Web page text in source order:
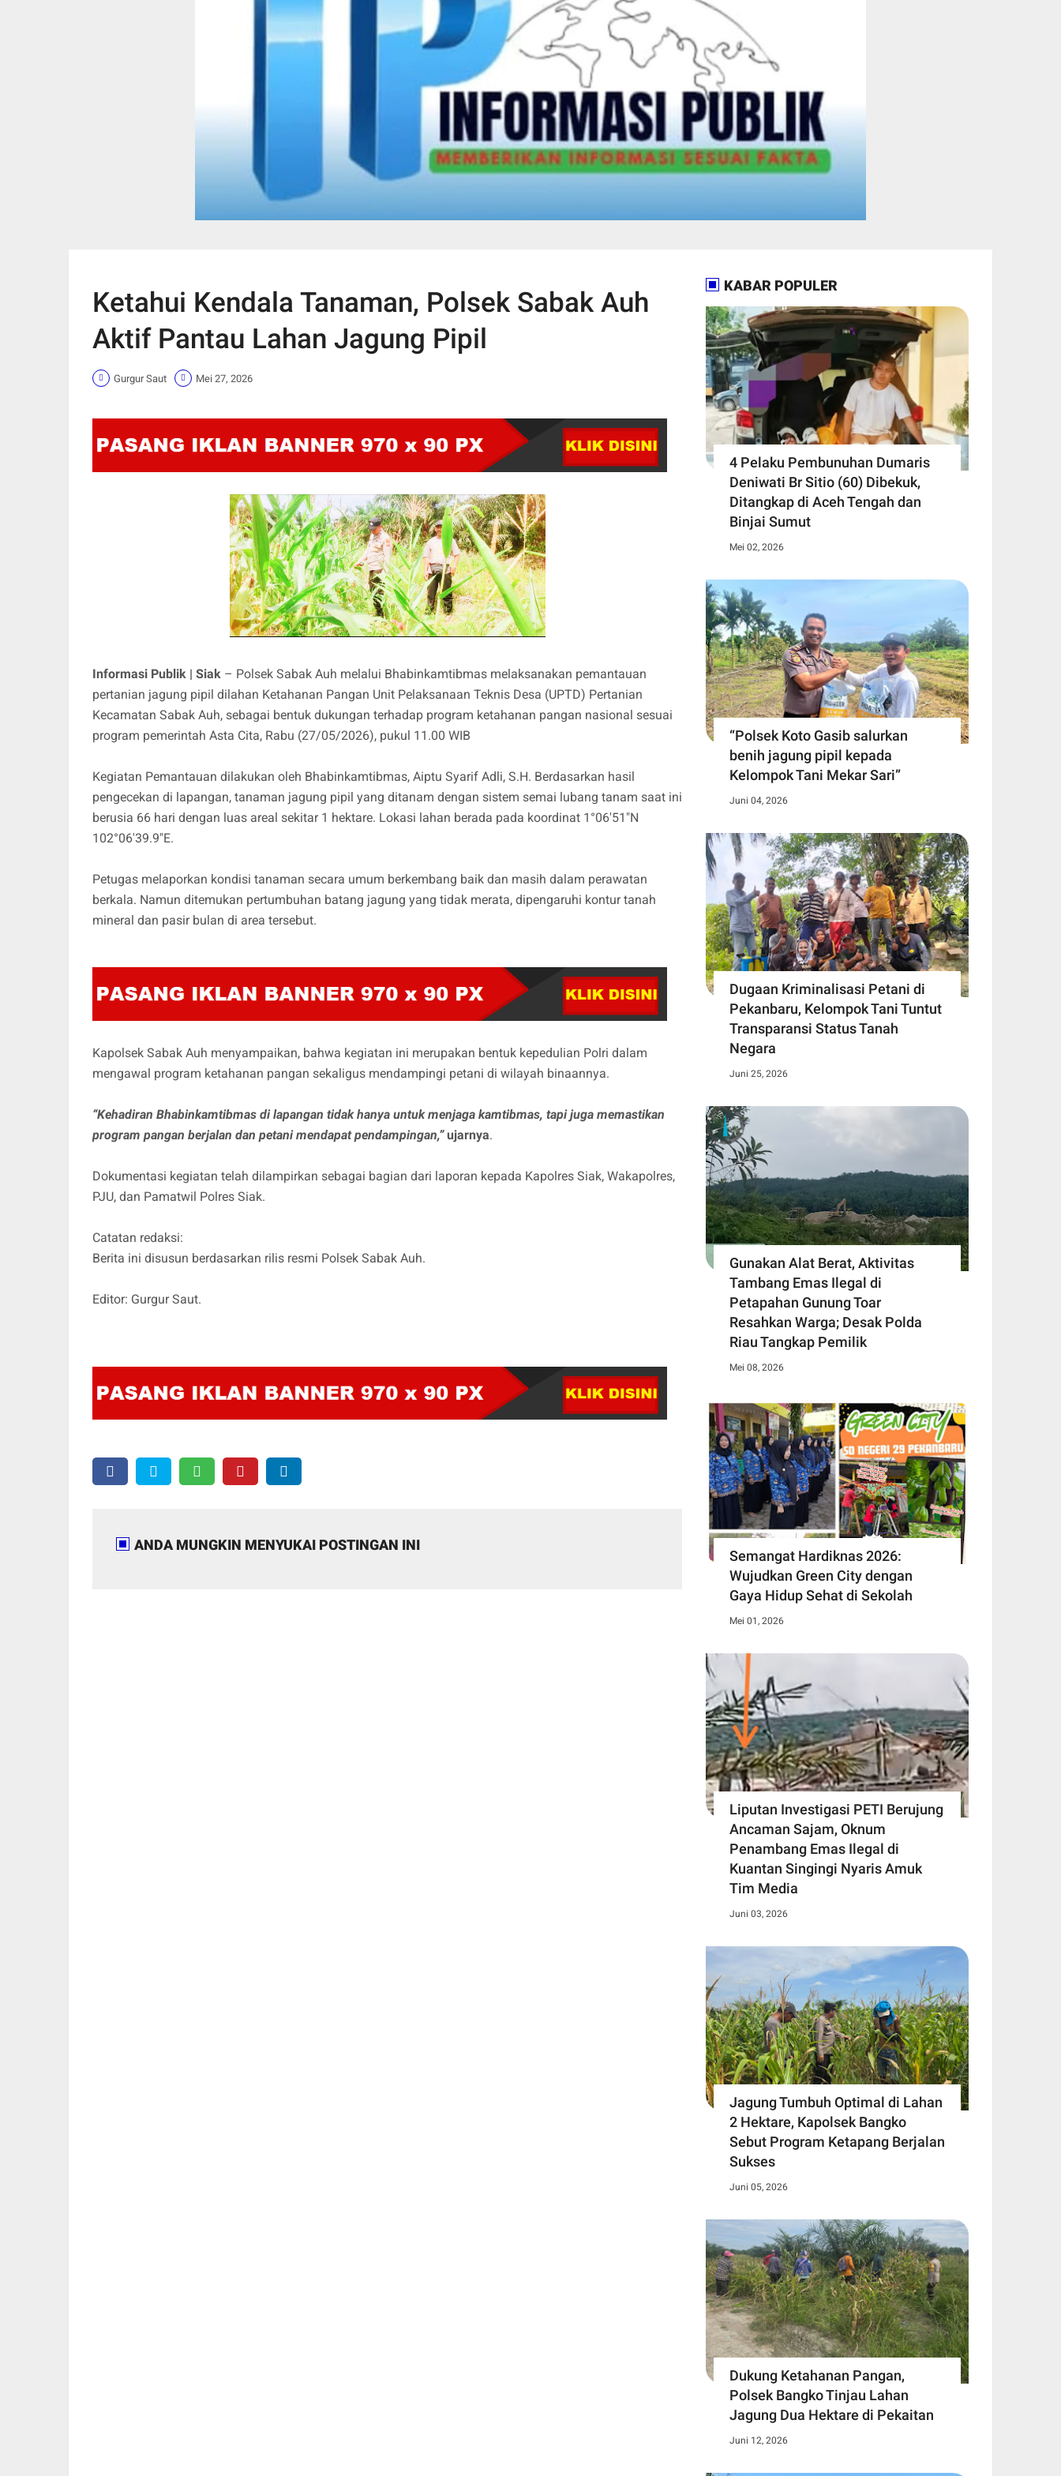
Ketahui Kendala Tanaman, Polsek Sabak Auh
Aktif Pantau Lahan Jagung Pipil
Gurgur Saut Mei 27, 2026
Informasi Publik | Siak – Polsek Sabak Auh melalui Bhabinkamtibmas melaksanakan pemantauan
pertanian jagung pipil dilahan Ketahanan Pangan Unit Pelaksanaan Teknis Desa (UPTD) Pertanian
Kecamatan Sabak Auh, sebagai bentuk dukungan terhadap program ketahanan pangan nasional sesuai
program pemerintah Asta Cita, Rabu (27/05/2026), pukul 11.00 WIB
Kegiatan Pemantauan dilakukan oleh Bhabinkamtibmas, Aiptu Syarif Adli, S.H. Berdasarkan hasil
pengecekan di lapangan, tanaman jagung pipil yang ditanam dengan sistem semai lubang tanam saat ini
berusia 66 hari dengan luas areal sekitar 1 hektare. Lokasi lahan berada pada koordinat 1°06'51"N
102°06'39.9"E.
Petugas melaporkan kondisi tanaman secara umum berkembang baik dan masih dalam perawatan
berkala. Namun ditemukan pertumbuhan batang jagung yang tidak merata, dipengaruhi kontur tanah
mineral dan pasir bulan di area tersebut.
Kapolsek Sabak Auh menyampaikan, bahwa kegiatan ini merupakan bentuk kepedulian Polri dalam
mengawal program ketahanan pangan sekaligus mendampingi petani di wilayah binaannya.
“Kehadiran Bhabinkamtibmas di lapangan tidak hanya untuk menjaga kamtibmas, tapi juga memastikan
program pangan berjalan dan petani mendapat pendampingan,”ujarnya.
Dokumentasi kegiatan telah dilampirkan sebagai bagian dari laporan kepada Kapolres Siak, Wakapolres,
PJU, dan Pamatwil Polres Siak.
Catatan redaksi:
Berita ini disusun berdasarkan rilis resmi Polsek Sabak Auh.
Editor: Gurgur Saut.
ANDA MUNGKIN MENYUKAI POSTINGAN INI
KABAR POPULER
4 Pelaku Pembunuhan Dumaris
Deniwati Br Sitio (60) ‎Dibekuk,
Ditangkap di Aceh Tengah ‎dan
Binjai Sumut
Mei 02, 2026
“Polsek Koto Gasib salurkan
benih jagung pipil kepada
Kelompok Tani Mekar Sari”
Juni 04, 2026
Dugaan Kriminalisasi Petani di
Pekanbaru, Kelompok Tani Tuntut
Transparansi Status Tanah
Negara
Juni 25, 2026
Gunakan Alat Berat, Aktivitas
Tambang Emas Ilegal di
Petapahan Gunung Toar
Resahkan Warga; Desak Polda
Riau Tangkap Pemilik
Mei 08, 2026
Semangat Hardiknas 2026:
Wujudkan Green City dengan
Gaya Hidup Sehat di Sekolah
Mei 01, 2026
Liputan Investigasi PETI Berujung
Ancaman Sajam, Oknum
Penambang Emas Ilegal di
Kuantan Singingi Nyaris Amuk
Tim Media
Juni 03, 2026
Jagung Tumbuh Optimal di Lahan
2 Hektare, Kapolsek Bangko
Sebut Program Ketapang Berjalan
Sukses
Juni 05, 2026
Dukung Ketahanan Pangan,
Polsek Bangko Tinjau Lahan
Jagung Dua Hektare di Pekaitan
Juni 12, 2026